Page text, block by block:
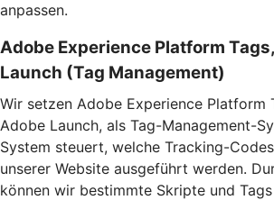
anpassen.
Adobe Experience Platform
Launch (Tag Management)
Wir setzen Adobe Experience Platform
Adobe Launch, als Tag-Management-
System steuert, welche Tracking-
unserer Website ausgeführt werden.
können wir bestimmte Skripte und